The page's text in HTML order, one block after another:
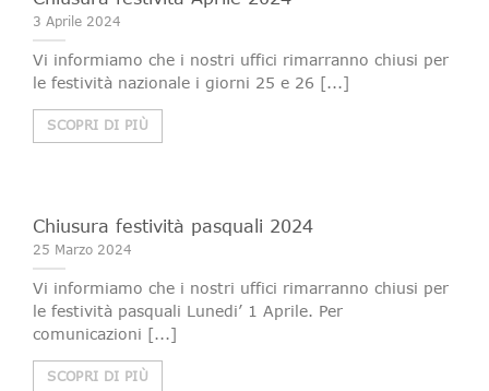
3 Aprile 2024
Vi informiamo che i nostri uffici rimarranno chiusi per
le festività nazionale i giorni 25 e 26 [...]
SCOPRI DI PIÙ
Chiusura festività pasquali 2024
25 Marzo 2024
Vi informiamo che i nostri uffici rimarranno chiusi per
le festività pasquali Lunedi’ 1 Aprile. Per
comunicazioni [...]
SCOPRI DI PIÙ